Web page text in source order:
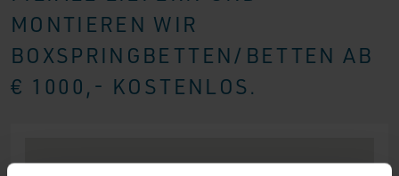
MONTIEREN WIR
BOXSPRINGBETTEN/BETTEN AB
€ 1000,- KOSTENLOS.